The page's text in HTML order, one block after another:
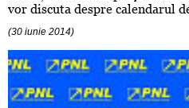
vor discuta despre calendarul
(30 iunie 2014)